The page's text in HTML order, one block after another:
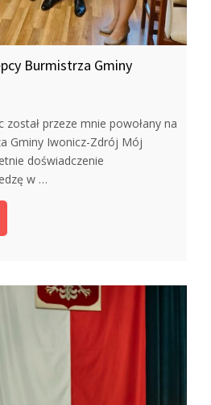
Burmistrza Gminy
został przeze mnie powołany na
Gminy Iwonicz-Zdrój Mój
doświadczenie
w …